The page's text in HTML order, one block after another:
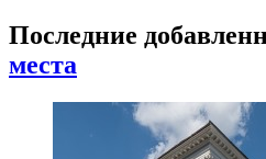
Последние
места